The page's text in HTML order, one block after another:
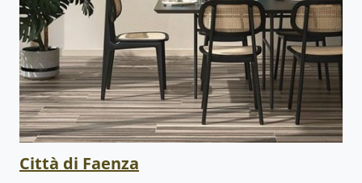
Città di Faenza